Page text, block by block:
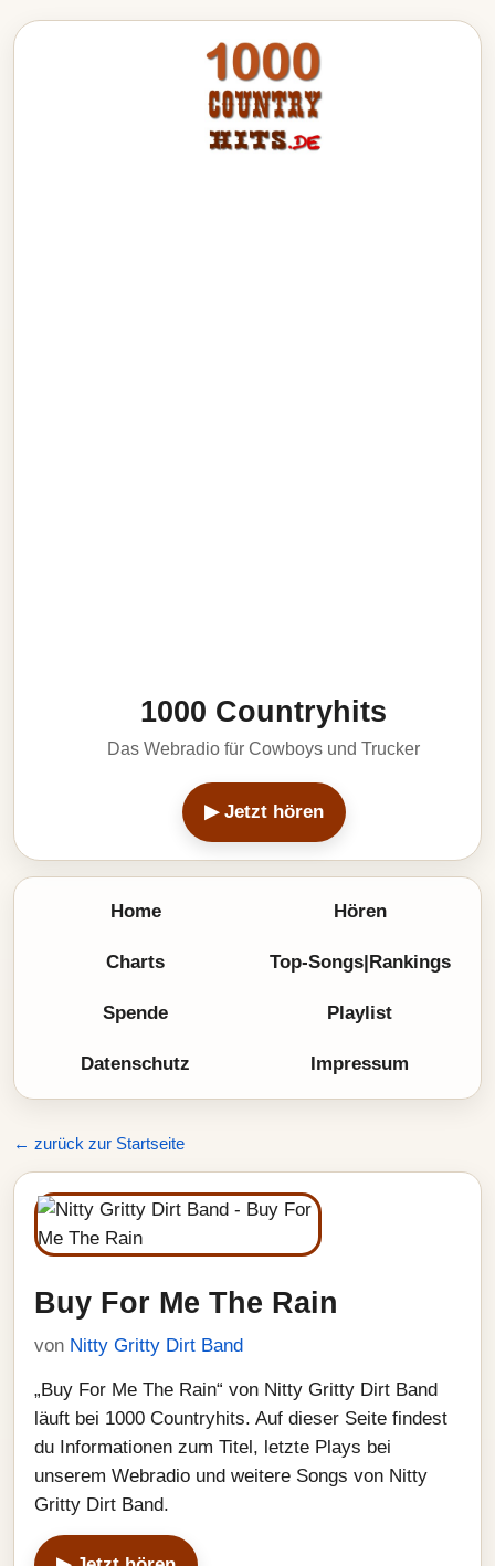
1000 Countryhits
Das Webradio für Cowboys und Trucker
▶ Jetzt hören
Home Hören
Charts Top-Songs|Rankings
Spende Playlist
Datenschutz Impressum
← zurück zur Startseite
Buy For Me The Rain
von Nitty Gritty Dirt Band
„Buy For Me The Rain“ von Nitty Gritty Dirt Band
läuft bei 1000 Countryhits. Auf dieser Seite findest
du Informationen zum Titel, letzte Plays bei
unserem Webradio und weitere Songs von Nitty
Gritty Dirt Band.